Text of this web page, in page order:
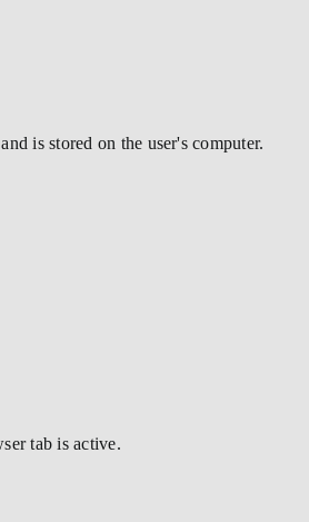
is stored on the user's computer.
tab is active.